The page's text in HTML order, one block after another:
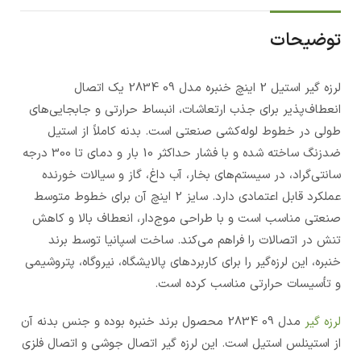
توضیحات
لرزه گیر استیل 2 اینچ خنبره مدل 09 2834 یک اتصال
انعطاف‌پذیر برای جذب ارتعاشات، انبساط حرارتی و جابجایی‌های
طولی در خطوط لوله‌کشی صنعتی است. بدنه کاملاً از استیل
ضدزنگ ساخته شده و با فشار حداکثر 10 بار و دمای تا 300 درجه
سانتی‌گراد، در سیستم‌های بخار، آب داغ، گاز و سیالات خورنده
عملکرد قابل اعتمادی دارد. سایز 2 اینچ آن برای خطوط متوسط
صنعتی مناسب است و با طراحی موج‌دار، انعطاف بالا و کاهش
تنش در اتصالات را فراهم می‌کند. ساخت اسپانیا توسط برند
خنبره، این لرزه‌گیر را برای کاربردهای پالایشگاه، نیروگاه، پتروشیمی
و تأسیسات حرارتی مناسب کرده است.
لرزه گیر
مدل 09 2834 محصول برند خنبره بوده و جنس بدنه آن
از استینلس استیل است. این لرزه گیر اتصال جوشی و اتصال فلزی